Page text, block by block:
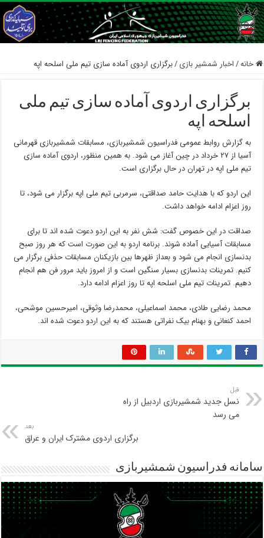
خانه/اخبار شمشیر بازی /برگزاری اردوی آماده سازی تیم ملی اسلحه اپه
برگزاری اردوی آماده سازی تیم ملی
اسلحه اپه
به گزارش روابط عمومی فدراسیون شمشیربازی، مسابقات شمشیربازی قهرمانی
آسیا از ۲۷ خرداد در چین آغاز می شود. به همین منظور، اردوی آماده سازی
تیم ملی اپه در تهران در حال برگزاری است.
این اردو که با هدایت حامد صداقتی، سرمربی تیم ملی اپه برگزار می شود، تا
روز اعزام ادامه خواهد داشت.
صداقت در این خصوص گفت: شش نفر به این اردو دعوت شده اند تا برای
مسابقات آسیایی آماده شوند. برنامه اردو به این صورت است که هر روز صبح
بدنسازی انجام می شود و بعداز ظهرها بین بازیکنان مسابقات حذفی برگزار می
کنیم. تمرینات بدنسازی بسیار سنگین است و از امروز باید مرور فن هم انجام
دهیم. تمرینات تیم ملی اسلحه اپه تا روز اعزام ادامه دارد.
محمد رضایی طادی، محمد اسماعیلی، محمدرضا وثوقی، امیرحسین موشحی،
احمد کنعانی و بهنام بیک نفراتی هستند که به این اردو دعوت شده اند.
قبل
نسل جدید شمشیربازی اردبیل از راه
می رسد
بعد
برگزاری اردوی مشترک ایران و عراق
سامانه فدراسیون شمشیربازی